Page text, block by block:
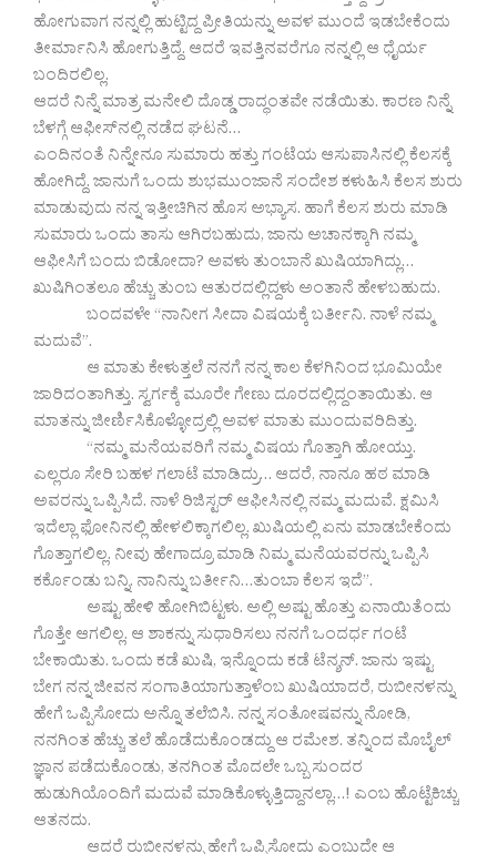
ಹೋಗುವಾಗ ನನ್ನಲ್ಲಿ ಹುಟ್ಟಿದ್ದ ಪ್ರೀತಿಯನ್ನು ಅವಳ ಮುಂದೆ ಇಡಬೇಕೆಂದು
ತೀರ್ಮಾನಿಸಿ ಹೋಗುತ್ತಿದ್ದೆ. ಆದರೆ ಇವತ್ತಿನವರೆಗೂ ನನ್ನಲ್ಲಿ ಆ ಧೈರ್ಯ
ಬಂದಿರಲಿಲ್ಲ.
ಆದರೆ ನಿನ್ನೆ ಮಾತ್ರ ಮನೇಲಿ ದೊಡ್ಡ ರಾದ್ಧಂತವೇ ನಡೆಯಿತು. ಕಾರಣ ನಿನ್ನೆ
ಬೆಳಗ್ಗೆ ಆಫೀಸ್‌ನಲ್ಲಿ ನಡೆದ ಘಟನೆ…
ಎಂದಿನಂತೆ ನಿನ್ನೇನೂ ಸುಮಾರು ಹತ್ತು ಗಂಟೆಯ ಆಸುಪಾಸಿನಲ್ಲಿ ಕೆಲಸಕ್ಕೆ
ಹೋಗಿದ್ದೆ. ಜಾನುಗೆ ಒಂದು ಶುಭಮುಂಜಾನೆ ಸಂದೇಶ ಕಳುಹಿಸಿ ಕೆಲಸ ಶುರು
ಮಾಡುವುದು ನನ್ನ ಇತ್ತೀಚಿಗಿನ ಹೊಸ ಅಭ್ಯಾಸ. ಹಾಗೆ ಕೆಲಸ ಶುರು ಮಾಡಿ
ಸುಮಾರು ಒಂದು ತಾಸು ಆಗಿರಬಹುದು, ಜಾನು ಅಚಾನಕ್ಕಾಗಿ ನಮ್ಮ
ಆಫೀಸಿಗೆ ಬಂದು ಬಿಡೋದಾ? ಅವಳು ತುಂಬಾನೆ ಖುಷಿಯಾಗಿದ್ಲು…
ಖುಷಿಗಿಂತಲೂ ಹೆಚ್ಚು ತುಂಬ ಆತುರದಲ್ಲಿದ್ದಳು ಅಂತಾನೆ ಹೇಳಬಹುದು.
ಬಂದವಳೇ “ನಾನೀಗ ಸೀದಾ ವಿಷಯಕ್ಕೆ ಬರ್ತೀನಿ. ನಾಳೆ ನಮ್ಮ
ಮದುವೆ”.
ಆ ಮಾತು ಕೇಳುತ್ತಲೆ ನನಗೆ ನನ್ನ ಕಾಲ ಕೆಳಗಿನಿಂದ ಭೂಮಿಯೇ
ಜಾರಿದಂತಾಗಿತ್ತು. ಸ್ವರ್ಗಕ್ಕೆ ಮೂರೇ ಗೇಣು ದೂರದಲ್ಲಿದ್ದಂತಾಯಿತು. ಆ
ಮಾತನ್ನು ಜೀರ್ಣಿಸಿಕೊಳ್ಳೋದ್ರಲ್ಲಿ ಅವಳ ಮಾತು ಮುಂದುವರಿದಿತ್ತು.
“ನಮ್ಮ ಮನೆಯವರಿಗೆ ನಮ್ಮ ವಿಷಯ ಗೊತ್ತಾಗಿ ಹೋಯ್ತು.
ಎಲ್ಲರೂ ಸೇರಿ ಬಹಳ ಗಲಾಟೆ ಮಾಡಿದ್ರು… ಆದರೆ, ನಾನೂ ಹಠ ಮಾಡಿ
ಅವರನ್ನು ಒಪ್ಪಿಸಿದೆ. ನಾಳೆ ರಿಜಿಸ್ಟರ್ ಆಫೀಸಿನಲ್ಲಿ ನಮ್ಮ ಮದುವೆ. ಕ್ಷಮಿಸಿ
ಇದೆಲ್ಲಾ ಫೋನಿನಲ್ಲಿ ಹೇಳಲಿಕ್ಕಾಗಲಿಲ್ಲ. ಖುಷಿಯಲ್ಲಿ ಏನು ಮಾಡಬೇಕೆಂದು
ಗೊತ್ತಾಗಲಿಲ್ಲ. ನೀವು ಹೇಗಾದ್ರೂ ಮಾಡಿ ನಿಮ್ಮ ಮನೆಯವರನ್ನು ಒಪ್ಪಿಸಿ
ಕರ್ಕೊಂಡು ಬನ್ನಿ. ನಾನಿನ್ನು ಬರ್ತೀನಿ…ತುಂಬಾ ಕೆಲಸ ಇದೆ”.
ಅಷ್ಟು ಹೇಳಿ ಹೋಗಿಬಿಟ್ಟಳು. ಅಲ್ಲಿ ಅಷ್ಟು ಹೊತ್ತು ಏನಾಯಿತೆಂದು
ಗೊತ್ತೇ ಆಗಲಿಲ್ಲ. ಆ ಶಾಕನ್ನು ಸುಧಾರಿಸಲು ನನಗೆ ಒಂದರ್ಧ ಗಂಟೆ
ಬೇಕಾಯಿತು. ಒಂದು ಕಡೆ ಖುಷಿ, ಇನ್ನೊಂದು ಕಡೆ ಟೆನ್ಶನ್. ಜಾನು ಇಷ್ಟು
ಬೇಗ ನನ್ನ ಜೀವನ ಸಂಗಾತಿಯಾಗುತ್ತಾಳೆಂಬ ಖುಷಿಯಾದರೆ, ರುಬೀನಳನ್ನು
ಹೇಗೆ ಒಪ್ಪಿಸೋದು ಅನ್ನೊ ತಲೆಬಿಸಿ. ನನ್ನ ಸಂತೋಷವನ್ನು ನೋಡಿ,
ನನಗಿಂತ ಹೆಚ್ಚು ತಲೆ ಹೊಡೆದುಕೊಂಡದ್ದು ಆ ರಮೇಶ. ತನ್ನಿಂದ ಮೊಬೈಲ್
ಜ್ಞಾನ ಪಡೆದುಕೊಂಡು, ತನಗಿಂತ ಮೊದಲೇ ಒಬ್ಬ ಸುಂದರ
ಹುಡುಗಿಯೊಂದಿಗೆ ಮದುವೆ ಮಾಡಿಕೊಳ್ಳುತ್ತಿದ್ದಾನಲ್ಲಾ…! ಎಂಬ ಹೊಟ್ಟೆಕಿಚ್ಚು
ಆತನದು.